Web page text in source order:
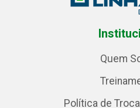
Quem
Política de